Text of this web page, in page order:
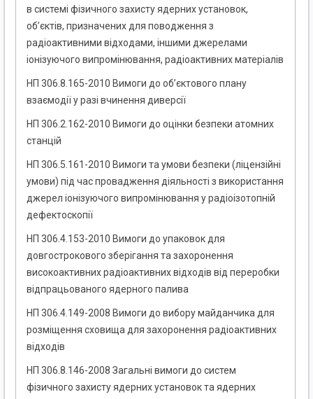
в системі фізичного захисту ядерних установок,
об’єктів, призначених для поводження з
радіоактивними відходами, іншими джерелами
іонізуючого випромінювання, радіоактивних матеріалів
НП 306.8.165-2010 Вимоги до об’єктового плану
взаємодії у разі вчинення диверсії
НП 306.2.162-2010 Вимоги до оцінки безпеки атомних
станцій
НП 306.5.161-2010 Вимоги та умови безпеки (ліцензійні
умови) під час провадження діяльності з використання
джерел іонізуючого випромінювання у радіоізотопній
дефектоскопії
НП 306.4.153-2010 Вимоги до упаковок для
довгострокового зберігання та захоронення
високоактивних радіоактивних відходів від переробки
відпрацьованого ядерного палива
НП 306.4.149-2008 Вимоги до вибору майданчика для
розміщення сховища для захоронення радіоактивних
відходів
НП 306.8.146-2008 Загальні вимоги до систем
фізичного захисту ядерних установок та ядерних